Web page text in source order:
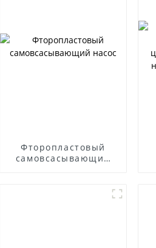
Фторопластовый
самовсасывающий